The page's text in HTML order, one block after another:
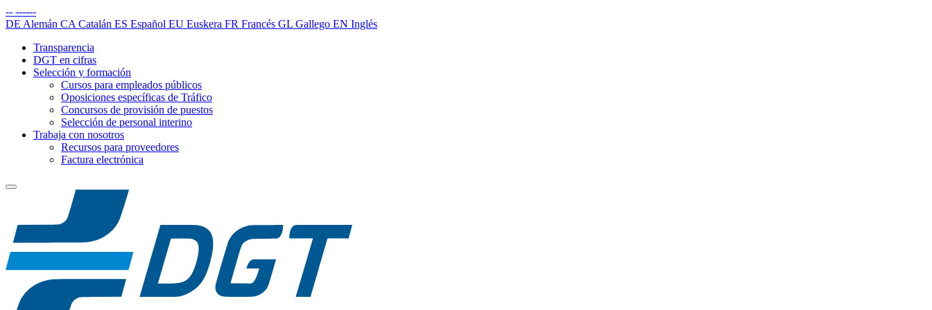
-- ------
DE Alemán CA Catalán ES Español EU Euskera FR Francés GL Gallego EN Inglés
Transparencia
DGT en cifras
Selección y formación
Cursos para empleados públicos
Oposiciones específicas de Tráfico
Concursos de provisión de puestos
Selección de personal interino
Trabaja con nosotros
Recursos para proveedores
Factura electrónica